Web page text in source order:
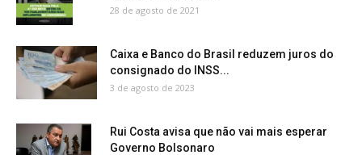
28 de agosto de 2021
Caixa e Banco do Brasil reduzem juros do
consignado do INSS...
3 de agosto de 2023
Rui Costa avisa que não vai mais esperar
Governo Bolsonaro